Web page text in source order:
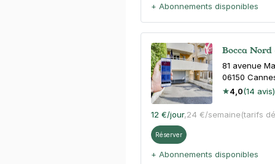
+ Abonnements disponibles
Bocca
81 avenue
06150
4,0(14 avis)
12 €/jour,24 €/semaine(tarifs
Réserver
+ Abonnements disponibles